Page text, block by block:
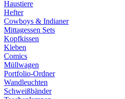
Haustiere
Hefter
Cowboys & Indianer
Mittagessen Sets
Kopfkissen
Kleben
Comics
Müllwagen
Portfolio-Ordner
Wandleuchten
Schweißbänder